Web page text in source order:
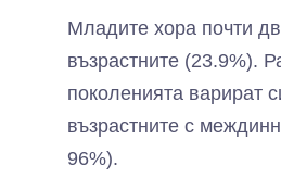
Младите хора почти
възрастните (23.9%).
поколенията варират
възрастните с
96%).